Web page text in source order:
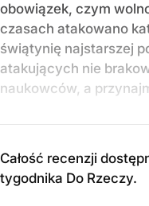
obowiązek, czym
czasach atakowano
świątynię najstarszej
atakujących nie
naukowców, a
Całość recenzji
tygodnika Do Rzeczy.